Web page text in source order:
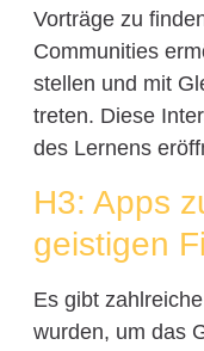
Vorträge zu
Communities
stellen und mit
treten. Diese
des Lernens
H3: Apps
geistigen
Es gibt
wurden, um das